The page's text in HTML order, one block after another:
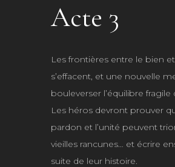
Acte 3
Les frontières entre le bien
s’effacent, et une nouvelle
bouleverser l’équilibre fragile
Les héros devront prouver
pardon et l’unité peuvent
vieilles rancunes… et écrire
suite de leur histoire.